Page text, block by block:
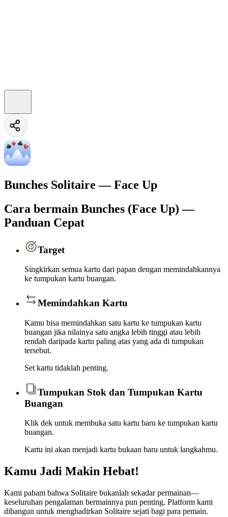
Bunches Solitaire — Face Up
Cara bermain Bunches (Face Up) —
Panduan Cepat
Target
Singkirkan semua kartu dari papan dengan memindahkannya
ke tumpukan kartu buangan.
Memindahkan Kartu
Kamu bisa memindahkan satu kartu ke tumpukan kartu
buangan jika nilainya satu angka lebih tinggi atau lebih
rendah daripada kartu paling atas yang ada di tumpukan
tersebut.
Set kartu tidaklah penting.
Tumpukan Stok dan Tumpukan Kartu
Buangan
Klik dek untuk membuka satu kartu baru ke tumpukan kartu
buangan.
Kartu ini akan menjadi kartu bukaan baru untuk langkahmu.
Kamu Jadi Makin Hebat!
Kami paham bahwa Solitaire bukanlah sekadar permainan—
keseluruhan pengalaman bermainnya pun penting. Platform kami
dibangun untuk menghadirkan Solitaire sejati bagi para pemain.